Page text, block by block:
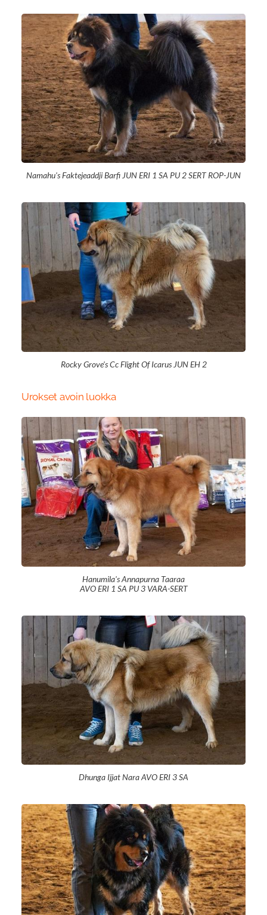
Namahu's Faktejeaddji Barfi JUN ERI 1 SA PU 2 SERT ROP-JUN
Rocky Grove's Cc Flight Of Icarus JUN EH 2
Urokset avoin luokka
Hanumila's Annapurna Taaraa
AVO ERI 1 SA PU 3 VARA-SERT
Dhunga Ijjat Nara AVO ERI 3 SA